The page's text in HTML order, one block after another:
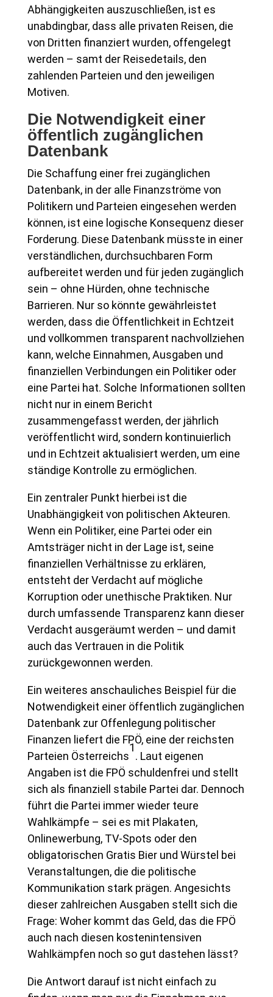
Abhängigkeiten auszuschließen, ist es
unabdingbar, dass alle privaten Reisen, die
von Dritten finanziert wurden, offengelegt
werden – samt der Reisedetails, den
zahlenden Parteien und den jeweiligen
Motiven.
Die Notwendigkeit einer
öffentlich zugänglichen
Datenbank
Die Schaffung einer frei zugänglichen
Datenbank, in der alle Finanzströme von
Politikern und Parteien eingesehen werden
können, ist eine logische Konsequenz dieser
Forderung. Diese Datenbank müsste in einer
verständlichen, durchsuchbaren Form
aufbereitet werden und für jeden zugänglich
sein – ohne Hürden, ohne technische
Barrieren. Nur so könnte gewährleistet
werden, dass die Öffentlichkeit in Echtzeit
und vollkommen transparent nachvollziehen
kann, welche Einnahmen, Ausgaben und
finanziellen Verbindungen ein Politiker oder
eine Partei hat. Solche Informationen sollten
nicht nur in einem Bericht
zusammengefasst werden, der jährlich
veröffentlicht wird, sondern kontinuierlich
und in Echtzeit aktualisiert werden, um eine
ständige Kontrolle zu ermöglichen.
Ein zentraler Punkt hierbei ist die
Unabhängigkeit von politischen Akteuren.
Wenn ein Politiker, eine Partei oder ein
Amtsträger nicht in der Lage ist, seine
finanziellen Verhältnisse zu erklären,
entsteht der Verdacht auf mögliche
Korruption oder unethische Praktiken. Nur
durch umfassende Transparenz kann dieser
Verdacht ausgeräumt werden – und damit
auch das Vertrauen in die Politik
zurückgewonnen werden.
Ein weiteres anschauliches Beispiel für die
Notwendigkeit einer öffentlich zugänglichen
Datenbank zur Offenlegung politischer
Finanzen liefert die FPÖ, eine der reichsten
Parteien Österreichs
1
. Laut eigenen
Angaben ist die FPÖ schuldenfrei und stellt
sich als finanziell stabile Partei dar. Dennoch
führt die Partei immer wieder teure
Wahlkämpfe – sei es mit Plakaten,
Onlinewerbung, TV-Spots oder den
obligatorischen Gratis Bier und Würstel bei
Veranstaltungen, die die politische
Kommunikation stark prägen. Angesichts
dieser zahlreichen Ausgaben stellt sich die
Frage: Woher kommt das Geld, das die FPÖ
auch nach diesen kostenintensiven
Wahlkämpfen noch so gut dastehen lässt?
Die Antwort darauf ist nicht einfach zu